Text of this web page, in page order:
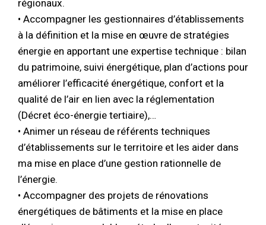
régionaux.
• Accompagner les gestionnaires d’établissements
à la définition et la mise en œuvre de stratégies
énergie en apportant une expertise technique : bilan
du patrimoine, suivi énergétique, plan d’actions pour
améliorer l’efficacité énergétique, confort et la
qualité de l’air en lien avec la réglementation
(Décret éco-énergie tertiaire),…
• Animer un réseau de référents techniques
d’établissements sur le territoire et les aider dans
ma mise en place d’une gestion rationnelle de
l’énergie.
• Accompagner des projets de rénovations
énergétiques de bâtiments et la mise en place